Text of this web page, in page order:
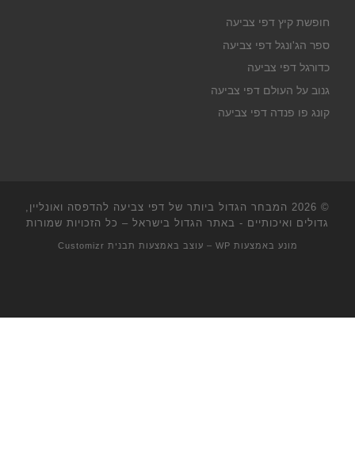
חופשת קיץ דפי צביעה
ספר הג'ונגל דפי צביעה
כדורגל דפי צביעה
גנוב על העולם דפי צביעה
קונג פו פנדה דפי צביעה
© 2026
המבחר הגדול ביותר של דפי צביעה להדפסה ואונליין,
גדולים ואיכותיים - באתר הגדול בישראל – כל הזכויות שמורות
מונע באמצעות WP – עוצב באמצעות תבנית Customizr